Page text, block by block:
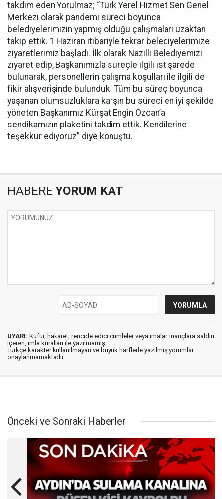
takdim eden Yorulmaz; “Türk Yerel Hizmet Sen Genel
Merkezi olarak pandemi süreci boyunca
belediyelerimizin yapmış olduğu çalışmaları uzaktan
takip ettik. 1 Haziran itibariyle tekrar belediyelerimize
ziyaretlerimiz başladı. İlk olarak Nazilli Belediyemizi
ziyaret edip, Başkanımızla süreçle ilgili istişarede
bulunarak, personellerin çalışma koşulları ile ilgili de
fikir alışverişinde bulunduk. Tüm bu süreç boyunca
yaşanan olumsuzluklara karşın bu süreci en iyi şekilde
yöneten Başkanımız Kürşat Engin Özcan’a
sendikamızın plaketini takdim ettik. Kendilerine
teşekkür ediyoruz” diye konuştu.
HABERE YORUM KAT
UYARI: Küfür, hakaret, rencide edici cümleler veya imalar, inançlara saldırı
içeren, imla kuralları ile yazılmamış,
Türkçe karakter kullanılmayan ve büyük harflerle yazılmış yorumlar
onaylanmamaktadır.
Önceki ve Sonraki Haberler